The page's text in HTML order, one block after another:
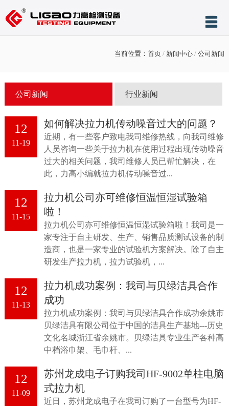
服务与支持
新闻中心
案例展示
售后服务
联系我们
当前位置：首页 / 新闻中心/ 公司新闻
公司新闻 行业新闻
12
11-19
如何解决拉力机传动噪音过大的问题？
近期，有一些客户致电我司维修热线，向我司维修
人员咨询一些关于拉力机在使用过程出现传动噪音
过大的相关问题，我司维修人员已帮忙解决，在
此，力高小编就拉力机传动噪音过...
12
11-15
拉力机公司亦可维修恒温恒湿试验箱
啦！
拉力机公司亦可维修恒温恒湿试验箱啦！我司是一
家专注于自主研发、生产、销售品质测试设备的制
造商，也是一家专业的试验机方案解决。除了自主
研发生产拉力机，拉力试验机，...
12
11-13
拉力机成功案例：我司与贝绿洁具合作
成功
拉力机成功案例：我司与贝绿洁具合作成功余姚市
贝绿洁具有限公司位于中国的洁具生产基地---历史
文化名城浙江省余姚市。贝绿洁具专业生产各种高
中档浴巾架、毛巾杆、...
12
11-09
苏州龙成电子订购我司HF-9002单柱电脑
式拉力机
近日，苏州龙成电子在我司订购了一台型号为HF-